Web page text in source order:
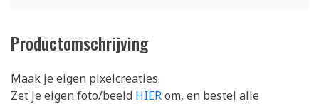
Productomschrijving
Maak je eigen pixelcreaties.
Zet je eigen foto/beeld HIERom, en bestel alle